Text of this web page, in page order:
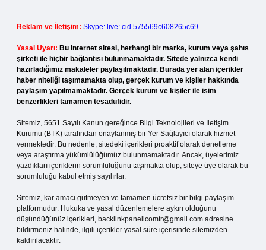
Reklam ve İletişim: Skype: live:.cid.575569c608265c69
Yasal Uyarı: Bu internet sitesi, herhangi bir marka, kurum veya şahıs
şirketi ile hiçbir bağlantısı bulunmamaktadır. Sitede yalnızca kendi
hazırladığımız makaleler paylaşılmaktadır. Burada yer alan içerikler
haber niteliği taşımamakta olup, gerçek kurum ve kişiler hakkında
paylaşım yapılmamaktadır. Gerçek kurum ve kişiler ile isim
benzerlikleri tamamen tesadüfidir.
Sitemiz, 5651 Sayılı Kanun gereğince Bilgi Teknolojileri ve İletişim
Kurumu (BTK) tarafından onaylanmış bir Yer Sağlayıcı olarak hizmet
vermektedir. Bu nedenle, sitedeki içerikleri proaktif olarak denetleme
veya araştırma yükümlülüğümüz bulunmamaktadır. Ancak, üyelerimiz
yazdıkları içeriklerin sorumluluğunu taşımakta olup, siteye üye olarak bu
sorumluluğu kabul etmiş sayılırlar.
Sitemiz, kar amacı gütmeyen ve tamamen ücretsiz bir bilgi paylaşım
platformudur. Hukuka ve yasal düzenlemelere aykırı olduğunu
düşündüğünüz içerikleri, backlinkpanelicomtr@gmail.com adresine
bildirmeniz halinde, ilgili içerikler yasal süre içerisinde sitemizden
kaldırılacaktır.